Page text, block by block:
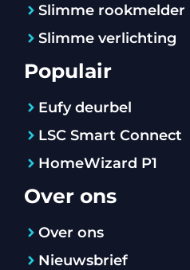
Slimme rookmelder
Slimme verlichting
Populair
Eufy deurbel
LSC Smart Connect
HomeWizard P1
Over ons
Over ons
Nieuwsbrief